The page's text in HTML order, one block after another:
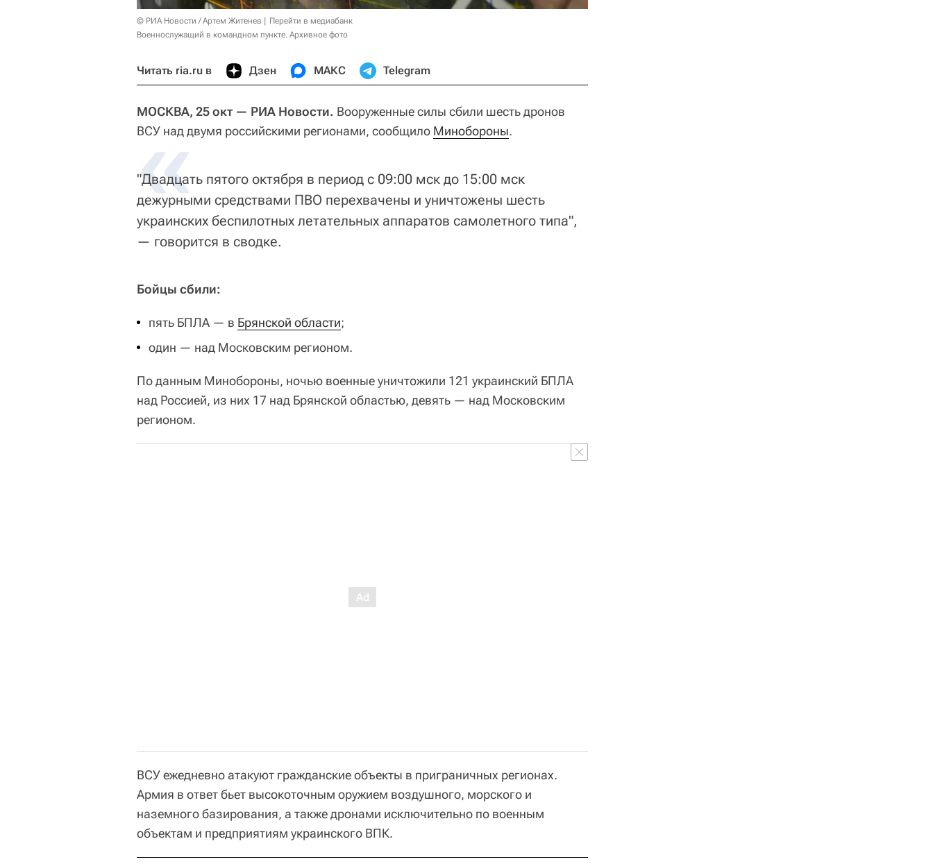
© РИА Новости / Артем Житенев
Перейти в медиабанк
Военнослужащий в командном пункте. Архивное фото
Читать ria.ru в Дзен МАКС Telegram
МОСКВА, 25 окт — РИА Новости. Вооруженные силы сбили шесть дронов
ВСУ над двумя российскими регионами, сообщило Минобороны.
«
"Двадцать пятого октября в период с 09:00 мск до 15:00 мск
дежурными средствами ПВО перехвачены и уничтожены шесть
украинских беспилотных летательных аппаратов самолетного типа",
— говорится в сводке.
Бойцы сбили:
пять БПЛА — в Брянской области;
один — над Московским регионом.
По данным Минобороны, ночью военные уничтожили 121 украинский БПЛА
над Россией, из них 17 над Брянской областью, девять — над Московским
регионом.
ВСУ ежедневно атакуют гражданские объекты в приграничных регионах.
Армия в ответ бьет высокоточным оружием воздушного, морского и
наземного базирования, а также дронами исключительно по военным
объектам и предприятиям украинского ВПК.